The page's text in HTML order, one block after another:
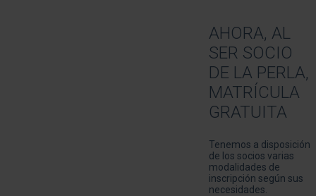
AHORA, AL
SER SOCIO
DE LA PERLA,
MATRÍCULA
GRATUITA
Tenemos a disposición
de los socios varias
modalidades de
inscripción según sus
necesidades.